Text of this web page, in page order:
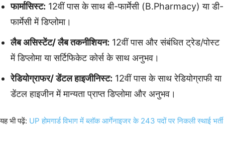
फार्मासिस्ट: 12वीं पास के साथ बी-फार्मेसी (B.Pharmacy) या डी-
फार्मेसी में डिप्लोमा।
लैब असिस्टेंट/ लैब तकनीशियन: 12वीं पास और संबंधित ट्रेड/पोस्ट
में डिप्लोमा या सर्टिफिकेट कोर्स के साथ अनुभव।
रेडियोग्राफर/ डेंटल हाइजीनिस्ट: 12वीं पास के साथ रेडियोग्राफी या
डेंटल हाइजीन में मान्यता प्राप्त डिप्लोमा और अनुभव।
यह भी पढ़ें: UP होमगार्ड विभाग में ब्लॉक आर्गेनाइजर के 243 पदों पर निकली स्थाई भर्ती